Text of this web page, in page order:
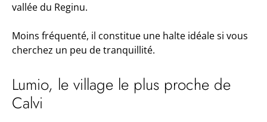
vallée du Reginu.
Moins fréquenté, il constitue une halte idéale si vous
cherchez un peu de tranquillité.
Lumio, le village le plus proche de
Calvi